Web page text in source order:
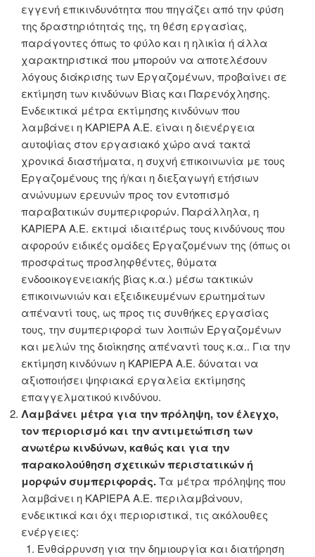
εγγενή επικινδυνότητα που πηγάζει από την φύση
της δραστηριότητάς της, τη θέση εργασίας,
παράγοντες όπως το φύλο και η ηλικία ή άλλα
χαρακτηριστικά που μπορούν να αποτελέσουν
λόγους διάκρισης των Εργαζομένων, προβαίνει σε
εκτίμηση των κινδύνων Βίας και Παρενόχλησης.
Ενδεικτικά μέτρα εκτίμησης κινδύνων που
λαμβάνει η ΚΑΡΙΕΡΑ Α.Ε. είναι η διενέργεια
αυτοψίας στον εργασιακό χώρο ανά τακτά
χρονικά διαστήματα, η συχνή επικοινωνία με τους
Εργαζομένους της ή/και η διεξαγωγή ετήσιων
ανώνυμων ερευνών προς τον εντοπισμό
παραβατικών συμπεριφορών. Παράλληλα, η
ΚΑΡΙΕΡΑ Α.Ε. εκτιμά ιδιαιτέρως τους κινδύνους που
αφορούν ειδικές ομάδες Εργαζομένων της (όπως οι
προσφάτως προσληφθέντες, θύματα
ενδοοικογενειακής βίας κ.α.) μέσω τακτικών
επικοινωνιών και εξειδικευμένων ερωτημάτων
απέναντί τους, ως προς τις συνθήκες εργασίας
τους, την συμπεριφορά των λοιπών Εργαζομένων
και μελών της διοίκησης απέναντί τους κ.α.. Για την
εκτίμηση κινδύνων η ΚΑΡΙΕΡΑ Α.Ε. δύναται να
αξιοποιήσει ψηφιακά εργαλεία εκτίμησης
επαγγελματικού κινδύνου.
Λαμβάνει μέτρα για την πρόληψη, τον έλεγχο,
τον περιορισμό και την αντιμετώπιση των
ανωτέρω κινδύνων, καθώς και για την
παρακολούθηση σχετικών περιστατικών ή
μορφών συμπεριφοράς.Τα μέτρα πρόληψης που
λαμβάνει η ΚΑΡΙΕΡΑ Α.Ε. περιλαμβάνουν,
ενδεικτικά και όχι περιοριστικά, τις ακόλουθες
ενέργειες:
Ενθάρρυνση για την δημιουργία και διατήρηση